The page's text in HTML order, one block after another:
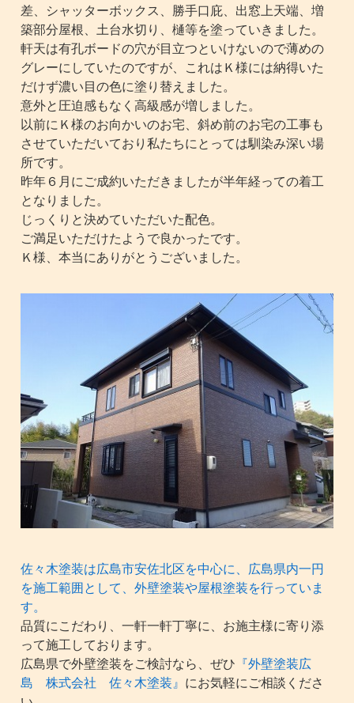
差、シャッターボックス、勝手口庇、出窓上天端、増
築部分屋根、土台水切り、樋等を塗っていきました。
軒天は有孔ボードの穴が目立つといけないので薄めの
グレーにしていたのですが、これはＫ様には納得いた
だけず濃い目の色に塗り替えました。
意外と圧迫感もなく高級感が増しました。
以前にＫ様のお向かいのお宅、斜め前のお宅の工事も
させていただいており私たちにとっては馴染み深い場
所です。
昨年６月にご成約いただきましたが半年経っての着工
となりました。
じっくりと決めていただいた配色。
ご満足いただけたようで良かったです。
Ｋ様、本当にありがとうございました。
佐々木塗装は広島市安佐北区を中心に、広島県内一円
を施工範囲として、外壁塗装や屋根塗装を行っていま
す。
品質にこだわり、一軒一軒丁寧に、お施主様に寄り添
って施工しております。
広島県で外壁塗装をご検討なら、ぜひ 『外壁塗装広
島 株式会社 佐々木塗装』 にお気軽にご相談くださ